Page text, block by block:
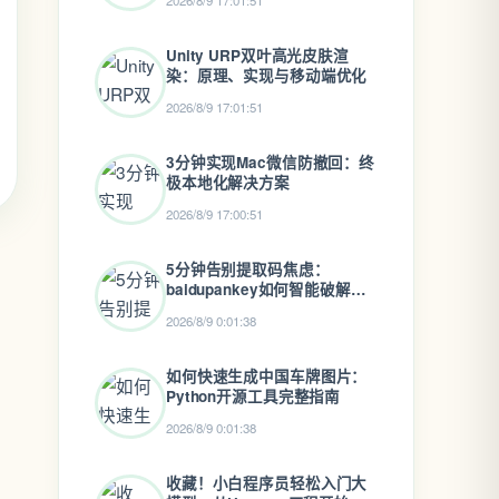
Unity URP双叶高光皮肤渲
染：原理、实现与移动端优化
2026/8/9 17:01:51
3分钟实现Mac微信防撤回：终
极本地化解决方案
2026/8/9 17:00:51
5分钟告别提取码焦虑：
baidupankey如何智能破解百
2026/8/9 0:01:38
如何快速生成中国车牌图片：
Python开源工具完整指南
2026/8/9 0:01:38
收藏！小白程序员轻松入门大